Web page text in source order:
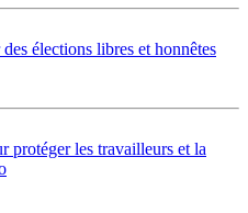
élections libres et honnêtes
protéger les travailleurs et la